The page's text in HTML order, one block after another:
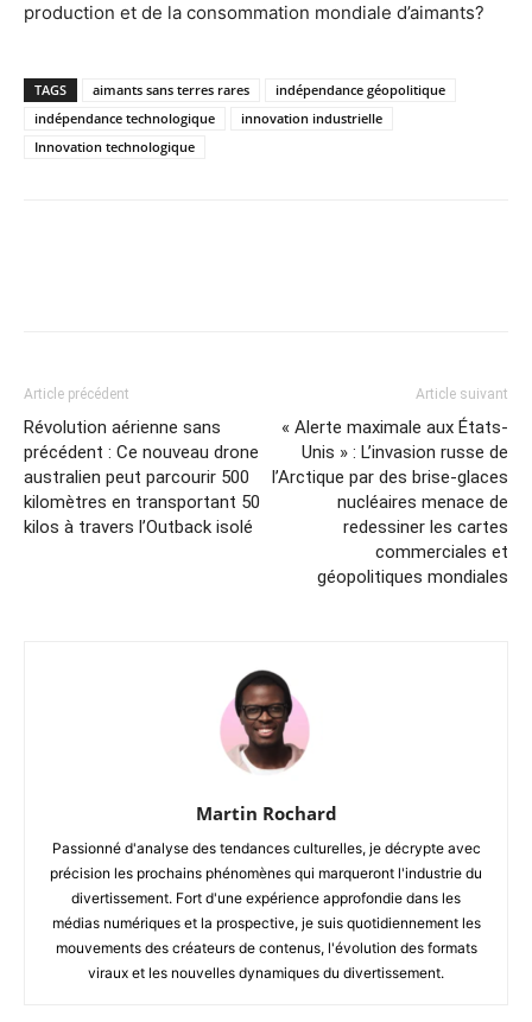
production et de la consommation mondiale d’aimants?
TAGS aimants sans terres rares
indépendance géopolitique
indépendance technologique
innovation industrielle
Innovation technologique
Article précédent
Révolution aérienne sans
précédent : Ce nouveau drone
australien peut parcourir 500
kilomètres en transportant 50
kilos à travers l’Outback isolé
Article suivant
« Alerte maximale aux États-
Unis » : L’invasion russe de
l’Arctique par des brise-glaces
nucléaires menace de
redessiner les cartes
commerciales et
géopolitiques mondiales
Martin Rochard
Passionné d'analyse des tendances culturelles, je décrypte avec
précision les prochains phénomènes qui marqueront l'industrie du
divertissement. Fort d'une expérience approfondie dans les
médias numériques et la prospective, je suis quotidiennement les
mouvements des créateurs de contenus, l'évolution des formats
viraux et les nouvelles dynamiques du divertissement.